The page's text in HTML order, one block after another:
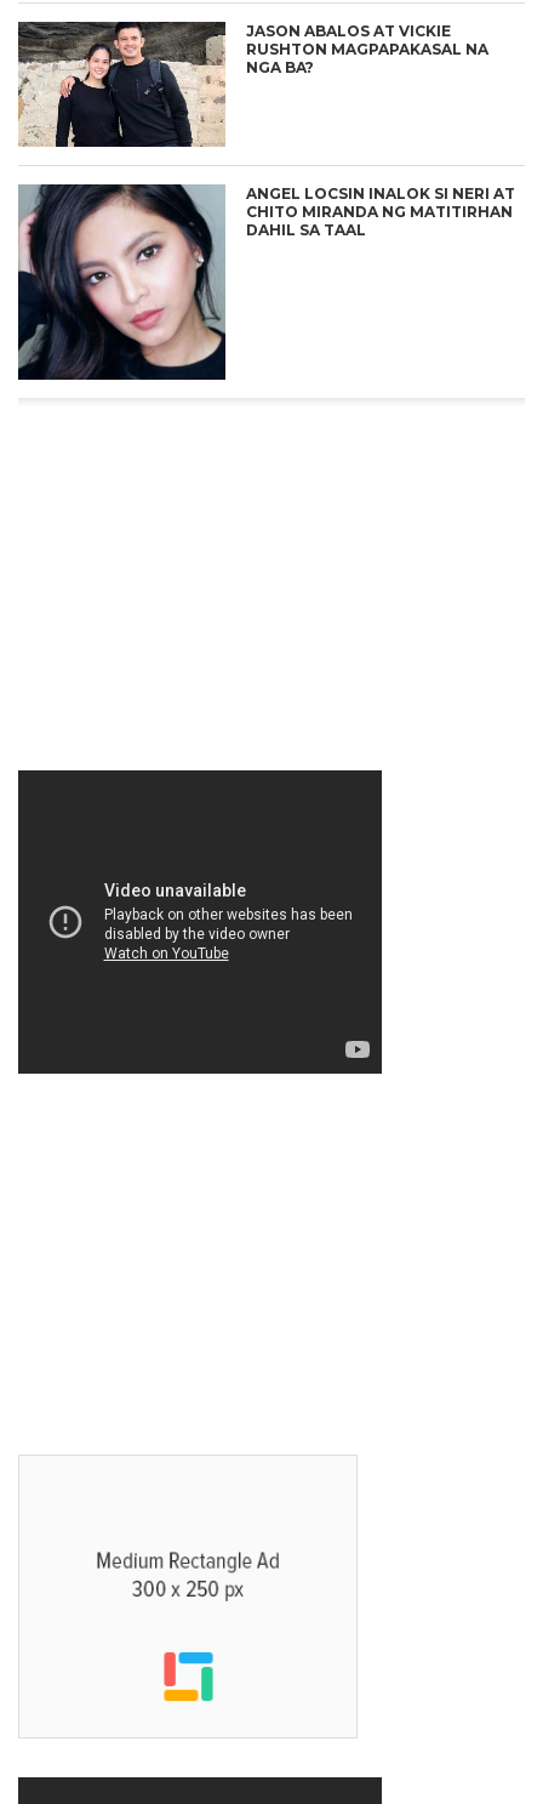
JASON ABALOS AT VICKIE
RUSHTON MAGPAPAKASAL NA
NGA BA?
ANGEL LOCSIN INALOK SI NERI AT
CHITO MIRANDA NG MATITIRHAN
DAHIL SA TAAL